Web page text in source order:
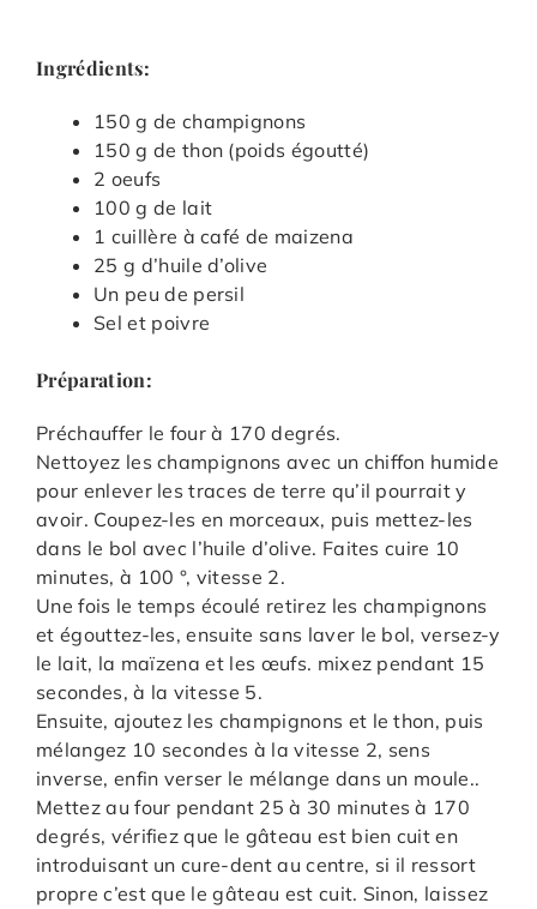
Ingrédients:
150 g de champignons
150 g de thon (poids égoutté)
2 oeufs
100 g de lait
1 cuillère à café de maizena
25 g d’huile d’olive
Un peu de persil
Sel et poivre
Préparation:
Préchauffer le four à 170 degrés.
Nettoyez les champignons avec un chiffon humide
pour enlever les traces de terre qu’il pourrait y
avoir. Coupez-les en morceaux, puis mettez-les
dans le bol avec l’huile d’olive. Faites cuire 10
minutes, à 100 °, vitesse 2.
Une fois le temps écoulé retirez les champignons
et égouttez-les, ensuite sans laver le bol, versez-y
le lait, la maïzena et les œufs. mixez pendant 15
secondes, à la vitesse 5.
Ensuite, ajoutez les champignons et le thon, puis
mélangez 10 secondes à la vitesse 2, sens
inverse, enfin verser le mélange dans un moule..
Mettez au four pendant 25 à 30 minutes à 170
degrés, vérifiez que le gâteau est bien cuit en
introduisant un cure-dent au centre, si il ressort
propre c’est que le gâteau est cuit. Sinon, laissez